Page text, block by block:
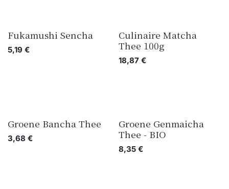
Fukamushi Sencha
5,19 €
Culinaire Matcha
Thee 100g
18,87€
Groene Bancha Thee
3,68 €
Groene Genmaicha
Thee - BIO
8,35€